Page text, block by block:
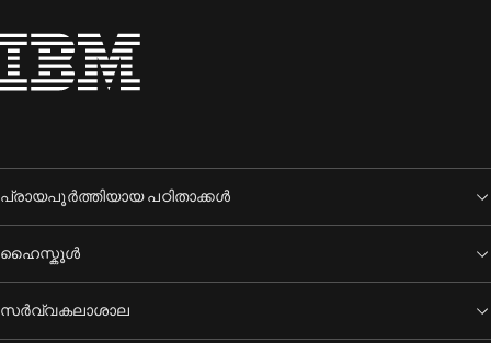
പ്രായപൂർത്തിയായ പഠിതാക്കൾ
ഹൈസ്കൂൾ
സർവ്വകലാശാല